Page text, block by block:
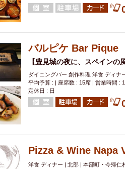
バルピケ Bar Pique
【豊見城の夜に、スペインの
ダイニングバー 創作料理 洋食 ディナ
平均予算 : | 座席数 : 15席 | 営業時間 :
定休日 : 日
Pizza & Wine Napa
洋食 ディナー | 北部 | 本部町・今帰仁